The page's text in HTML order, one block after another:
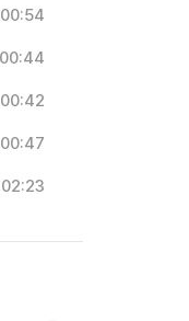
00:54
00:44
00:42
00:47
02:23